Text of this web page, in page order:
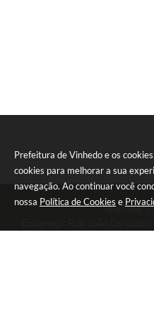
Prefeitura de Vinhedo e os
cookies para melhorar a sua
navegação. Ao continuar você
nossa Política de Cookies e
Telefone:
Endereço: Rua João